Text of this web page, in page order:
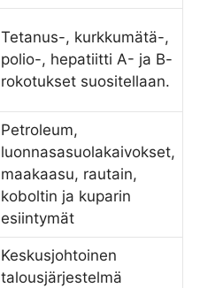
Tetanus-, kurkkumätä-,
polio-, hepatiitti A- ja B-
rokotukset suositellaan.
Petroleum,
luonnasasuolakaivokset,
maakaasu, rautain,
koboltin ja kuparin
esiintymät
Keskusjohtoinen
talousjärjestelmä